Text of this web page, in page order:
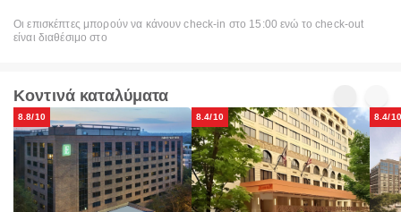
Οι επισκέπτες μπορούν να κάνουν check-in στο 15:00 ενώ το check-out
είναι διαθέσιμο στο
Κοντινά καταλύματα
8.8/10 8.4/10 8.4/10